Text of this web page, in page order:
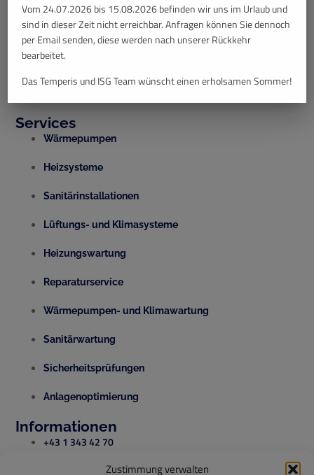
Zustimmung verwalten
Blog
Kontakt
Services
Wärmepumpen
Heizsysteme
Sanitärinstallationen
Lüftungs- und Klimasysteme
Heizungswartung
Reparaturservice
Wärmepumpen- und Klimawartung
Sanitärwartung
Sicherheitsprüfungen
Anlagenoptimierung
Informationen
+43 1 343 42 70
office@temperis.at
Vom 24.07.2026 bis 15.08.2026 befinden wir uns im Urlaub und
sind in dieser Zeit nicht erreichbar. Anfragen können Sie dennoch
per Email senden, diese werden nach unserer Rückkehr
bearbeitet.
Das Temperis und ISG Team wünscht einen erholsamen Sommer!